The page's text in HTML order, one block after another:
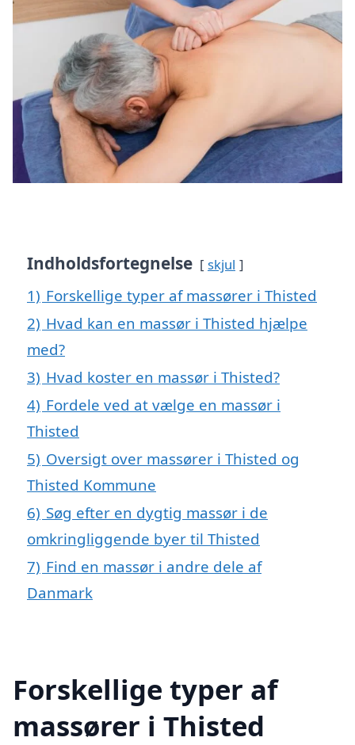
Indholdsfortegnelse skjul
1) Forskellige typer af massører i Thisted
2) Hvad kan en massør i Thisted hjælpe
med?
3) Hvad koster en massør i Thisted?
4) Fordele ved at vælge en massør i
Thisted
5) Oversigt over massører i Thisted og
Thisted Kommune
6) Søg efter en dygtig massør i de
omkringliggende byer til Thisted
7) Find en massør i andre dele af
Danmark
Forskellige typer af
massører i Thisted